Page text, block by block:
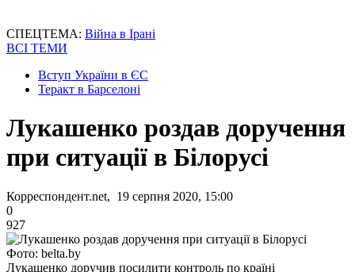
СПЕЦТЕМА: Війна в Ірані
ВСІ ТЕМИ
Вступ України в ЄС
Теракт в Барселоні
Лукашенко роздав доручення
при ситуації в Білорусі
Корреспондент.net, 19 серпня 2020, 15:00
0
927
Фото: belta.by
Лукашенко доручив посилити контроль по країні